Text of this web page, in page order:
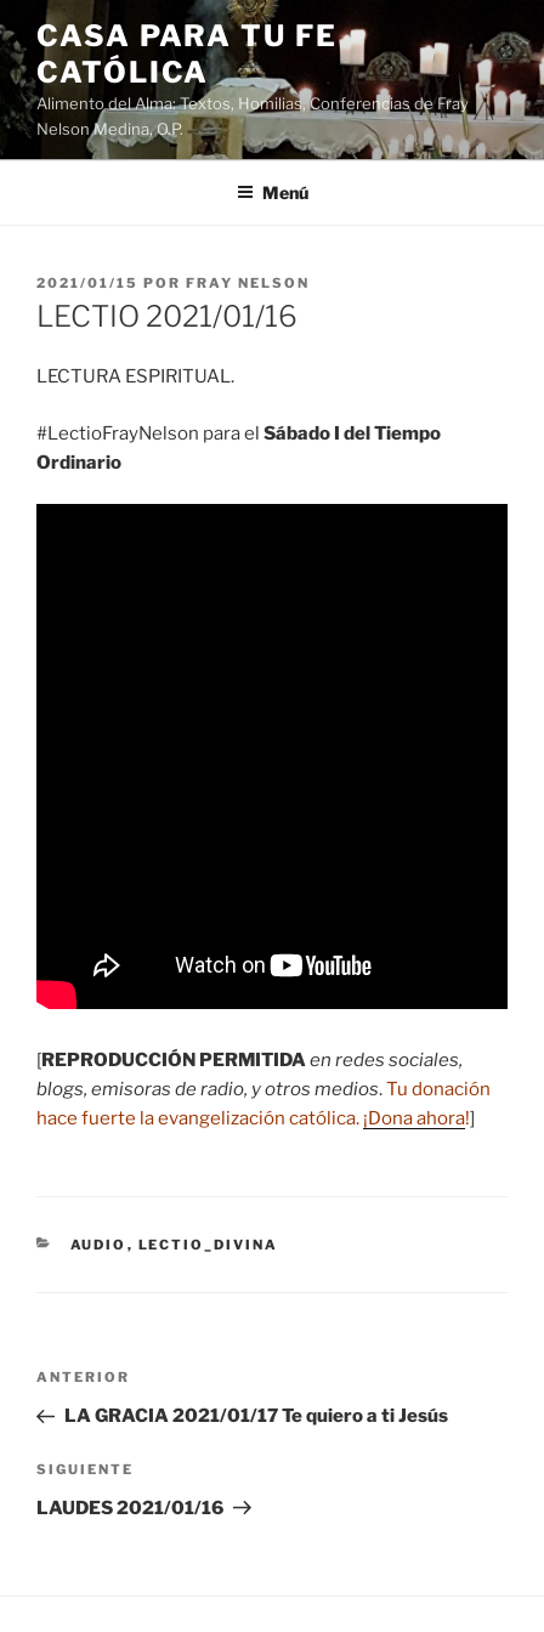
Saltar
al
contenido
CASA PARA TU FE
CATÓLICA
Alimento del Alma: Textos, Homilias, Conferencias de Fray
Nelson Medina, O.P.
Menú
PUBLICADO
EL
2021/01/15 POR FRAY NELSON
LECTIO 2021/01/16
LECTURA ESPIRITUAL.
#LectioFrayNelson para el Sábado I del Tiempo
Ordinario
[REPRODUCCIÓN PERMITIDAen redes sociales,
blogs, emisoras de radio, y otros medios.Tu donación
hace fuerte la evangelización católica. ¡Dona ahora!]
CATEGORÍAS
AUDIO , LECTIO_DIVINA
Navegación
entradas
Entrada
anterior:
ANTERIOR
LA GRACIA 2021/01/17 Te quiero a ti Jesús
Siguiente
entrada
SIGUIENTE
LAUDES 2021/01/16